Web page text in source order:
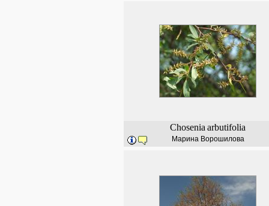
Chosenia arbutifolia
Марина Ворошилова